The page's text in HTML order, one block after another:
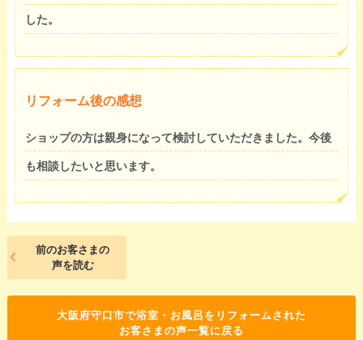
した。
リフォーム後の感想
ショップの方は親身になって検討していただきました。今後
も相談したいと思います。
前のお客さまの
声を読む
大阪府守口市で浴室・お風呂をリフォームされた
お客さまの声一覧に戻る